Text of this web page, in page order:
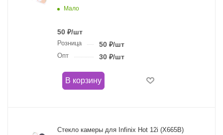
Мало
50 ₽/шт
Розница 50₽/шт
Опт 30₽/шт
В корзину
Стекло камеры для Infinix Hot 12i (X665B)